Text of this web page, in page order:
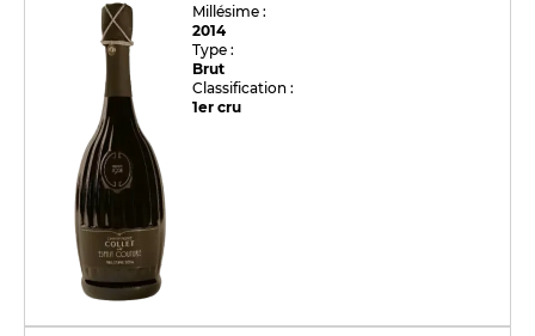
Millésime :
2014
Type :
Brut
Classification :
1er cru